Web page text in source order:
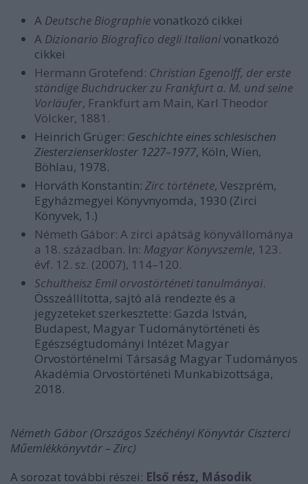
A Deutsche Biographievonatkozó cikkei
A Dizionario Biografico degli Italianivonatkozó
cikkei
Hermann Grotefend: Christian Egenolff, der erste
ständige Buchdrucker zu Frankfurt a. M. und seine
Vorläufer, Frankfurt am Main, Karl Theodor
Völcker, 1881.
Heinrich Grüger: Geschichte eines schlesischen
Ziesterzienserkloster 1227–1977, Köln, Wien,
Böhlau, 1978.
Horváth Konstantin: Zirc története, Veszprém,
Egyházmegyei Könyvnyomda, 1930 (Zirci
Könyvek, 1.)
Németh Gábor: A zirci apátság könyvállománya
a 18. században. In: Magyar Könyvszemle, 123.
évf. 12. sz. (2007), 114–120.
Schultheisz Emil orvostörténeti tanulmányai.
Összeállította, sajtó alá rendezte és a
jegyzeteket szerkesztette: Gazda István,
Budapest, Magyar Tudománytörténeti és
Egészségtudományi Intézet Magyar
Orvostörténelmi Társaság Magyar Tudományos
Akadémia Orvostörténeti Munkabizottsága,
2018.
Németh Gábor (Országos Széchényi Könyvtár Ciszterci
Műemlékkönyvtár – Zirc)
A sorozat további részei: Első rész, Második